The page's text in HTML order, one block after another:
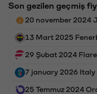
Son gezilen geçmiş
20 november 2024
13 Mart 2025
29 Şubat 2024
7 january 2026 Italy
25 Temmuz 2024